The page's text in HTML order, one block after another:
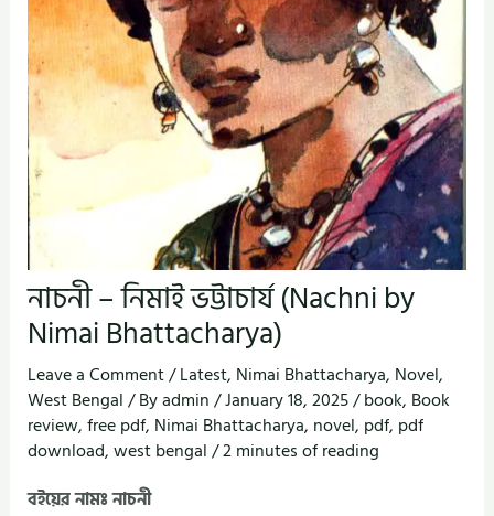
নাচনী – নিমাই ভট্টাচার্য (Nachni by
Nimai Bhattacharya)
Leave a Comment/Latest, Nimai Bhattacharya, Novel,
West Bengal/ Byadmin/January 18, 2025/book, Book
review,free pdf, Nimai Bhattacharya, novel, pdf, pdf
download,west bengal/2 minutes of reading
বইয়ের নামঃ নাচনী